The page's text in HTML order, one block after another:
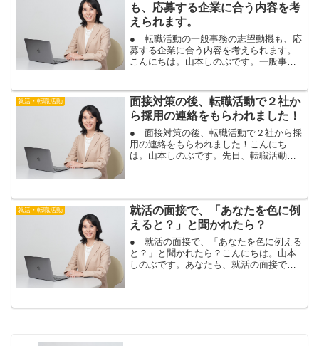
も、応募する企業に合う内容を考
えられます。
● 転職活動の一般事務の志望動機も、応
募する企業に合う内容を考えられます。
こんにちは。山本しのぶです。一般事務
事務の志望動機って、どうやって考えれ
ば良いのだろう。志望理...
就活・転職活動
面接対策の後、転職活動で２社か
ら採用の連絡をもらわれました！
● 面接対策の後、転職活動で２社から採
用の連絡をもらわれました！こんにち
は。山本しのぶです。先日、転職活動の
会社など、２社から内定を...
就活・転職活動
就活の面接で、「あなたを色に例
えると？」と聞かれたら？
● 就活の面接で、「あなたを色に例える
と？」と聞かれたら？こんにちは。山本
しのぶです。あなたも、就活の面接で、
リアプラン、あなたを色...